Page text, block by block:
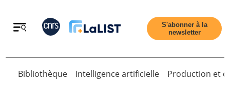
Retour
S'abonner à la
newsletter
Retour
Bibliothèque Intelligence artificielle Production et